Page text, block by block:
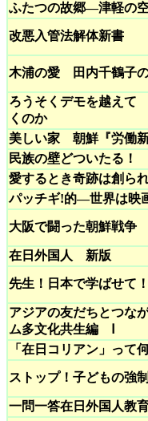
ふたつの故郷―津軽の
改悪入管法解体新書
木浦の愛 田内千鶴子
ろうそくデモを越えて
くのか
美しい家 朝鮮『労働
民族の壁どついたる！
愛するとき奇跡は創ら
パッチギ!的―世界は映
大阪で闘った朝鮮戦争
在日外国人 新版
先生！日本で学ばせて！
アジアの友だちとつな
ム多文化共生編 Ⅰ
「在日コリアン」って
ストップ！子どもの強
一問一答在日外国人教